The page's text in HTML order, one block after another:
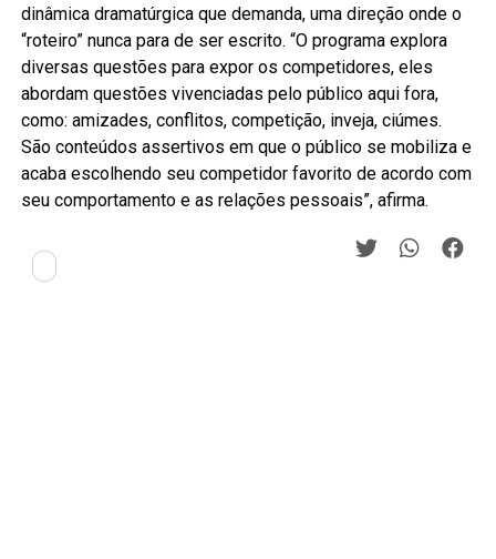
dinâmica dramatúrgica que demanda, uma direção onde o
“roteiro” nunca para de ser escrito. “O programa explora
diversas questões para expor os competidores, eles
abordam questões vivenciadas pelo público aqui fora,
como: amizades, conflitos, competição, inveja, ciúmes.
São conteúdos assertivos em que o público se mobiliza e
acaba escolhendo seu competidor favorito de acordo com
seu comportamento e as relações pessoais”, afirma.